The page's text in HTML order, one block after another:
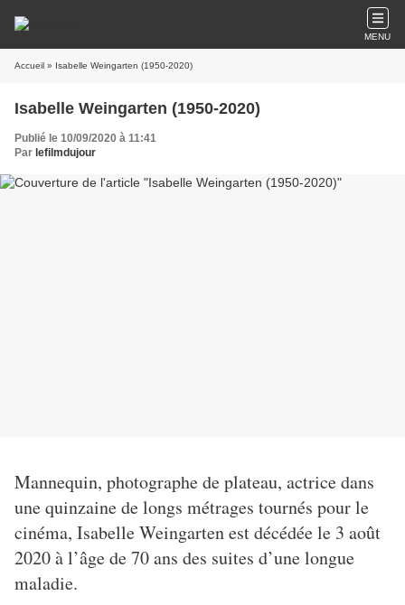
MENU
Accueil » Isabelle Weingarten (1950-2020)
Isabelle Weingarten (1950-2020)
Publié le 10/09/2020 à 11:41
Par lefilmdujour
Mannequin, photographe de plateau, actrice dans
une quinzaine de longs métrages tournés pour le
cinéma, Isabelle Weingarten est décédée le 3 août
2020 à l’âge de 70 ans des suites d’une longue
maladie.